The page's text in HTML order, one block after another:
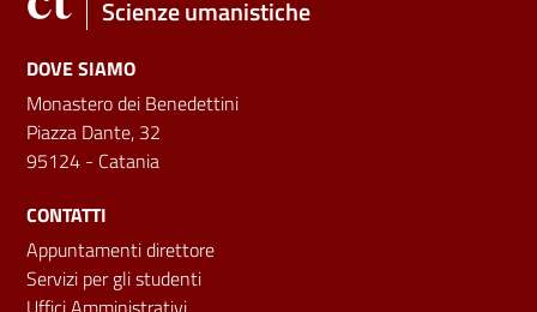
Scienze umanistiche
DOVE SIAMO
Monastero dei Benedettini
Piazza Dante, 32
95124 - Catania
CONTATTI
Appuntamenti direttore
Servizi per gli studenti